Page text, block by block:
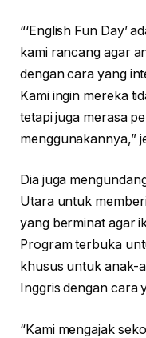
“‘English Fun Day’
kami rancang agar
dengan cara yang
Kami ingin mereka
tetapi juga merasa
menggunakannya,”
Dia juga
Utara untuk
yang berminat agar
Program terbuka
khusus untuk anak-
Inggris dengan cara
“Kami mengajak